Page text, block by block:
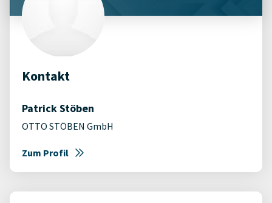
Kontakt
Patrick Stöben
OTTO STÖBEN GmbH
Zum Profil